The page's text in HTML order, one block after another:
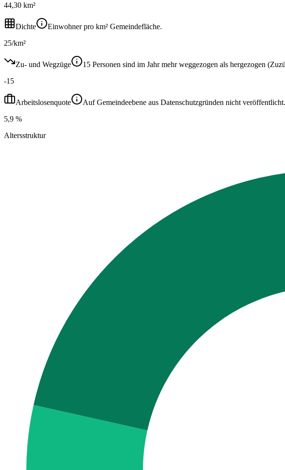
44,30 km²
Dichte
Einwohner pro km² Gemeindefläche.
25/km²
Zu- und Wegzüge
15 Personen sind im Jahr mehr weggezogen als hergezogen
-15
Arbeitslosenquote
Auf Gemeindeebene aus Datenschutzgründen nicht
5,9 %
Altersstruktur